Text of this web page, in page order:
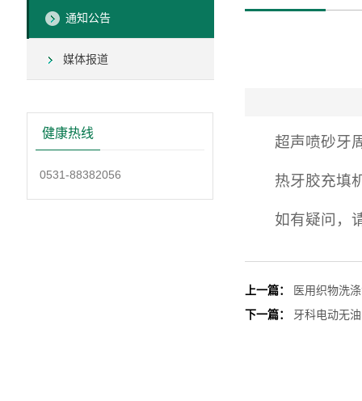
通知公告
媒体报道
健康热线
0531-88382056
超声喷砂牙
热牙胶充填
如有疑问，
上一篇：
医用织物洗
下一篇：
牙科电动无